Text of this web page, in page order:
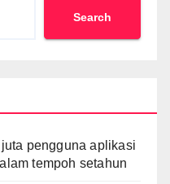
Search
pengguna aplikasi
tempoh setahun